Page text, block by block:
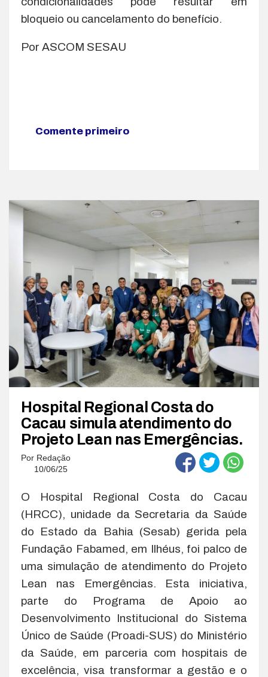
bloqueio ou cancelamento do benefício.
Por ASCOM SESAU
Comente primeiro
Hospital Regional Costa do
Cacau simula atendimento do
Projeto Lean nas Emergências.
Por Redação
10/06/25
O Hospital Regional Costa do Cacau
(HRCC), unidade da Secretaria da Saúde
do Estado da Bahia (Sesab) gerida pela
Fundação Fabamed, em Ilhéus, foi palco de
uma simulação de atendimento do Projeto
Lean nas Emergências. Esta iniciativa,
parte do Programa de Apoio ao
Desenvolvimento Institucional do Sistema
Único de Saúde (Proadi-SUS) do Ministério
da Saúde, em parceria com hospitais de
excelência, visa transformar a gestão e o